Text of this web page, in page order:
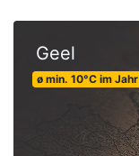
Geel
ø min. 10°C im Jahr